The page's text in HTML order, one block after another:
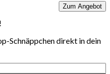
Zum Angebot
Schnäppchen direkt in dein